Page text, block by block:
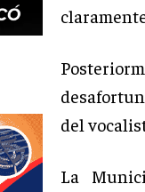
del
La